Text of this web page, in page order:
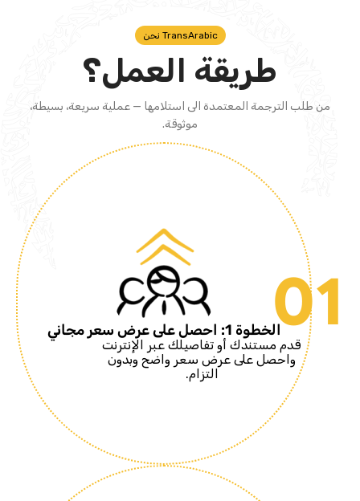
TransArabic نحن
طريقة العمل؟
من طلب الترجمة المعتمدة الى استلامها — عملية سريعة، بسيطة،
موثوقة.
01الخطوة 1: احصل على عرض سعر مجاني
قدم مستندك أو تفاصيلك عبر الإنترنت
واحصل على عرض سعر واضح وبدون
التزام.